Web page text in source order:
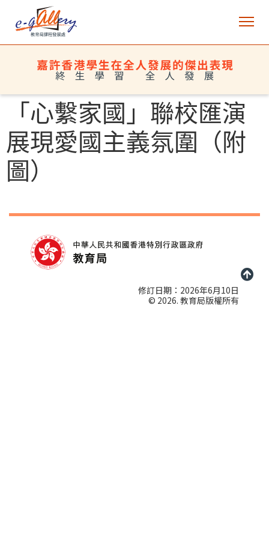
「心繫家國」聯校匯演
展現愛國主義氛圍（附
圖）
修訂日期：2026年6月10日
© 2026. 教育局版權所有